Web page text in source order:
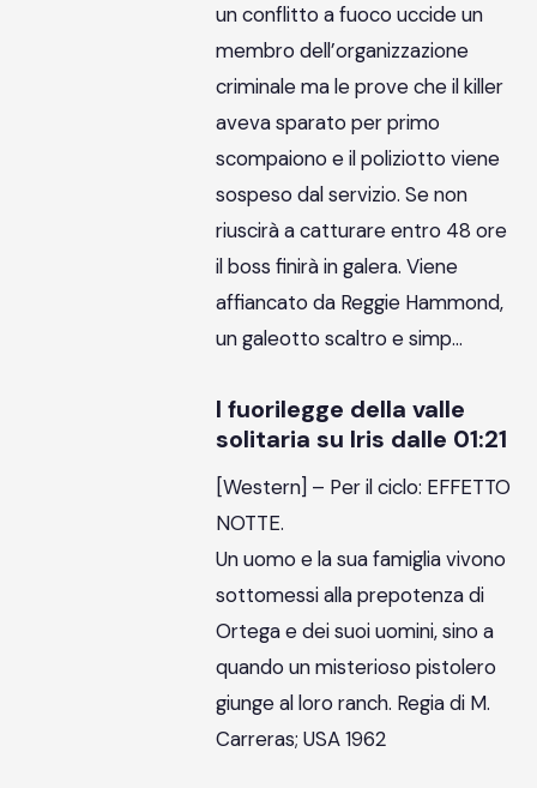
un conflitto a fuoco uccide un
membro dell’organizzazione
criminale ma le prove che il killer
aveva sparato per primo
scompaiono e il poliziotto viene
sospeso dal servizio. Se non
riuscirà a catturare entro 48 ore
il boss finirà in galera. Viene
affiancato da Reggie Hammond,
un galeotto scaltro e simp…
I fuorilegge della valle
solitaria su Iris dalle 01:21
[Western] – Per il ciclo: EFFETTO
NOTTE.
Un uomo e la sua famiglia vivono
sottomessi alla prepotenza di
Ortega e dei suoi uomini, sino a
quando un misterioso pistolero
giunge al loro ranch. Regia di M.
Carreras; USA 1962